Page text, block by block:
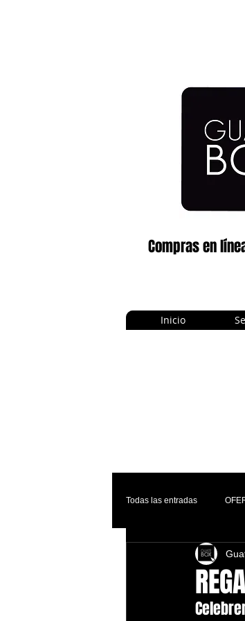
Compras en
Inicio
Todas las entradas